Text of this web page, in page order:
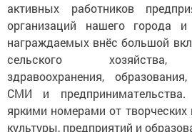
активных работников
организаций нашего города
награждаемых внёс большой
сельского хозяйства,
здравоохранения,
СМИ и
яркими номерами от творческих
культуры, предприятий и